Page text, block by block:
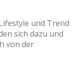
und Trend
sich dazu und
von der